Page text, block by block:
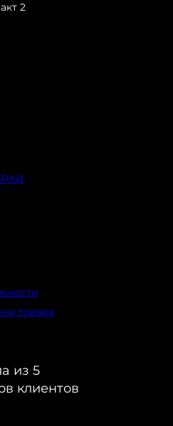
2
товара
из 5
клиентов